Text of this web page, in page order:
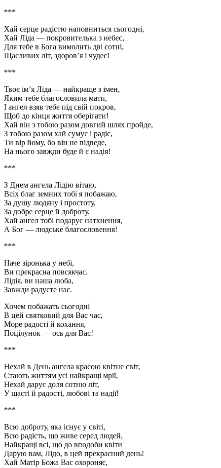
***
Хай серце радістю наповниться сьогодні,
Хай Ліда — покровителька з небес,
Для тебе в Бога вимолить дві сотні,
Щасливих літ, здоров’я і чудес!
***
Твоє ім’я Ліда — найкраще з імен,
Яким тебе благословила мати,
І ангел взяв тебе під свій покров,
Щоб до кінця життя оберігати!
Хай він з тобою разом довгий шлях пройде,
З тобою разом хай сумує і радіє,
Ти вір йому, бо він не підведе,
На нього завжди буде й є надія!
***
З Днем ангела Лідію вітаю,
Всіх благ земних тобі я побажаю,
За душу людяну і простоту,
За добре серце й доброту,
Хай ангел тобі подарує натхнення,
А Бог — людське благословення!
***
Наче зіронька у небі,
Ви прекрасна повсякчас.
Лідія, ви наша люба,
Завжди радуєте нас.
Хочем побажать сьогодні
В цей святковий для Вас час,
Море радості й кохання,
Поцілунок — ось для Вас!
***
Нехай в День ангела красою квітне світ,
Стають життям усі найкращі мрії,
Нехай дарує доля сотню літ,
У щасті й радості, любові та надії!
***
Всю доброту, яка існує у світі,
Всю радість, що живе серед людей,
Найкращі всі, що до вподоби квіти
Дарую вам, Лідо, в цей прекрасний день!
Хай Матір Божа Вас охороняє,